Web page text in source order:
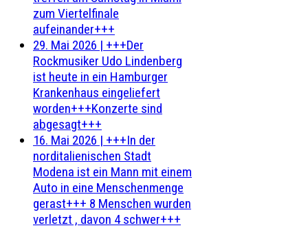
zum Viertelfinale
aufeinander+++
29. Mai 2026 | +++Der
Rockmusiker Udo Lindenberg
ist heute in ein Hamburger
Krankenhaus eingeliefert
worden+++Konzerte sind
abgesagt+++
16. Mai 2026 | +++In der
norditalienischen Stadt
Modena ist ein Mann mit einem
Auto in eine Menschenmenge
gerast+++ 8 Menschen wurden
verletzt , davon 4 schwer+++